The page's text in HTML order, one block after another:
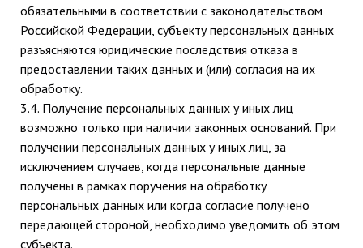
обязательными в соответствии с законодательством
Российской Федерации, субъекту персональных данных
разъясняются юридические последствия отказа в
предоставлении таких данных и (или) согласия на их
обработку.
3.4. Получение персональных данных у иных лиц
возможно только при наличии законных оснований. При
получении персональных данных у иных лиц, за
исключением случаев, когда персональные данные
получены в рамках поручения на обработку
персональных данных или когда согласие получено
передающей стороной, необходимо уведомить об этом
субъекта.